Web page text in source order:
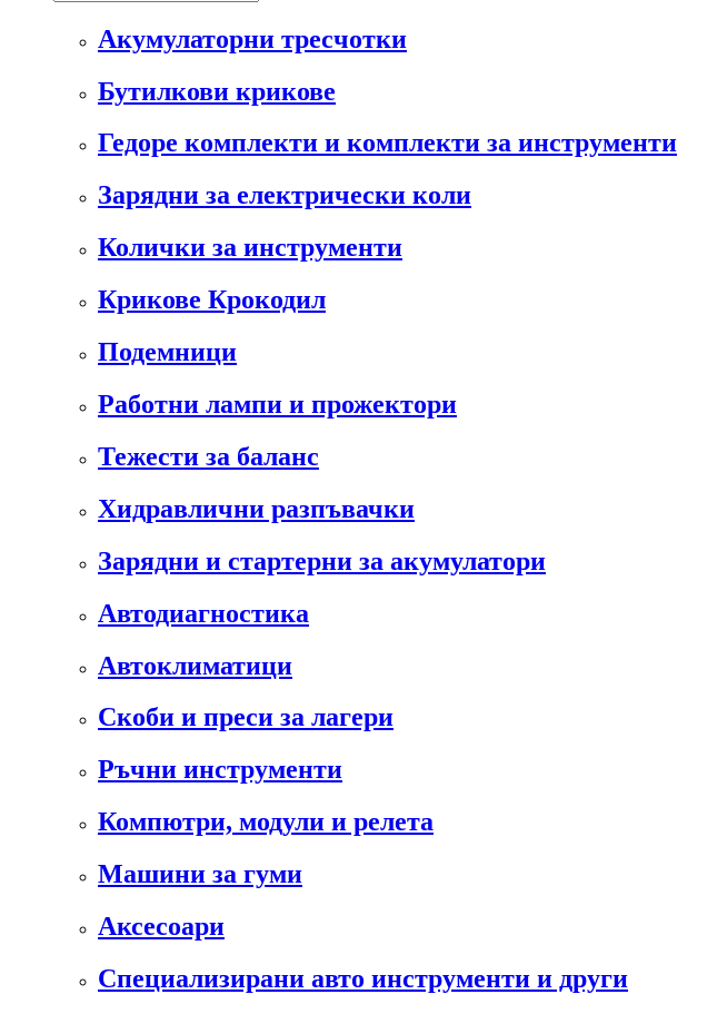
Акумулаторни тресчотки
Бутилкови крикове
Гедоре комплекти и комплекти за инструменти
Зарядни за електрически коли
Колички за инструменти
Крикове Крокодил
Подемници
Работни лампи и прожектори
Тежести за баланс
Хидравлични разпъвачки
Зарядни и стартерни за акумулатори
Автодиагностика
Автоклиматици
Скоби и преси за лагери
Ръчни инструменти
Компютри, модули и релета
Машини за гуми
Аксесоари
Специализирани авто инструменти и други